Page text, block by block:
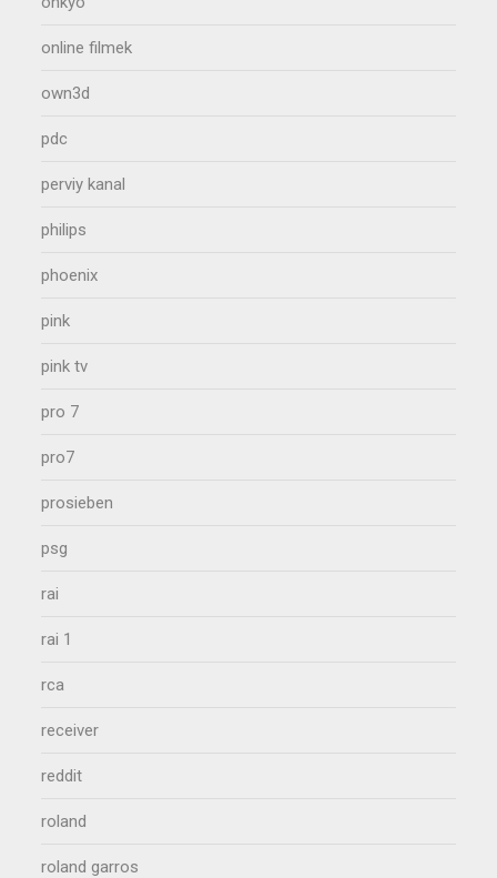
online filmek
own3d
pdc
perviy kanal
philips
phoenix
pink
pink tv
pro 7
pro7
prosieben
psg
rai
rai 1
rca
receiver
reddit
roland
roland garros